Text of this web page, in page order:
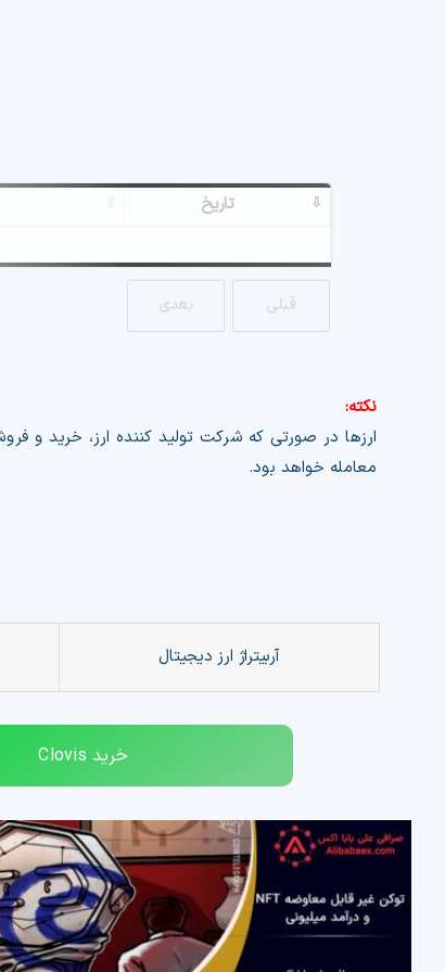
قبلی بعدی
تاریخ
failure.
Guide..
نکته:
ارزها در صورتی که شرکت تولید کننده ارز، خرید و